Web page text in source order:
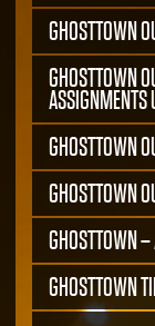
GHOSTTOWN
GHOSTTOWN
ASSIGNMENTS
GHOSTTOWN
GHOSTTOWN
GHOSTTOWN
GHOSTTOWN